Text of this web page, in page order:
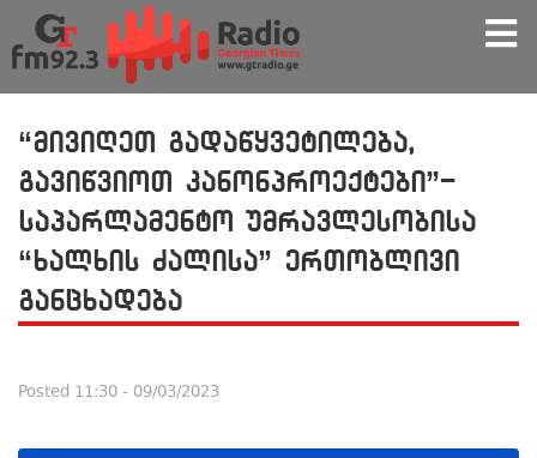
“მივიღეთ გადაწყვეტილება,
გავიწვიოთ კანონპროექტები”-
საპარლამენტო უმრავლესობისა
“ხალხის ძალისა” ერთობლივი
განცხადება
Posted 11:30 - 09/03/2023